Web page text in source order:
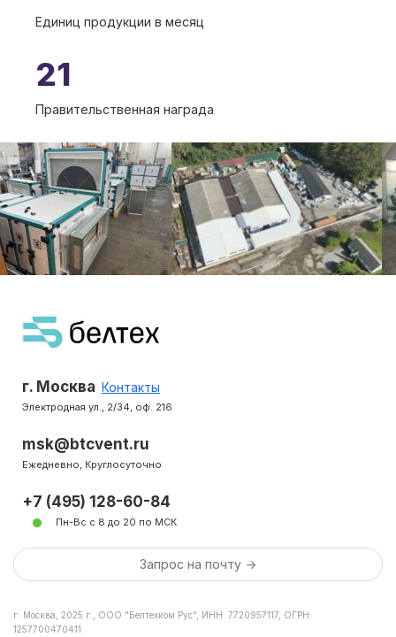
Единиц продукции в месяц
21
Правительственная награда
г. Москва Контакты
Электродная ул., 2/34, оф. 216
msk@btcvent.ru
Ежедневно, Круглосуточно
+7 (495) 128-60-84
Пн-Вс с 8 до 20 по МСК
Запрос на почту ->
г. Москва, 2025 г., ООО "Белтехком Рус", ИНН: 7720957117, ОГРН:
1257700470411